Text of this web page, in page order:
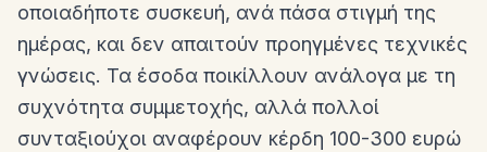
οποιαδήποτε συσκευή, ανά πάσα στιγμή της
ημέρας, και δεν απαιτούν προηγμένες τεχνικές
γνώσεις. Τα έσοδα ποικίλλουν ανάλογα με τη
συχνότητα συμμετοχής, αλλά πολλοί
συνταξιούχοι αναφέρουν κέρδη 100-300 ευρώ